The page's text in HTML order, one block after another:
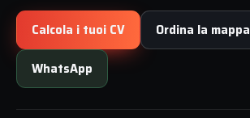
Calcola i tuoi CV Ordina la mappa
WhatsApp